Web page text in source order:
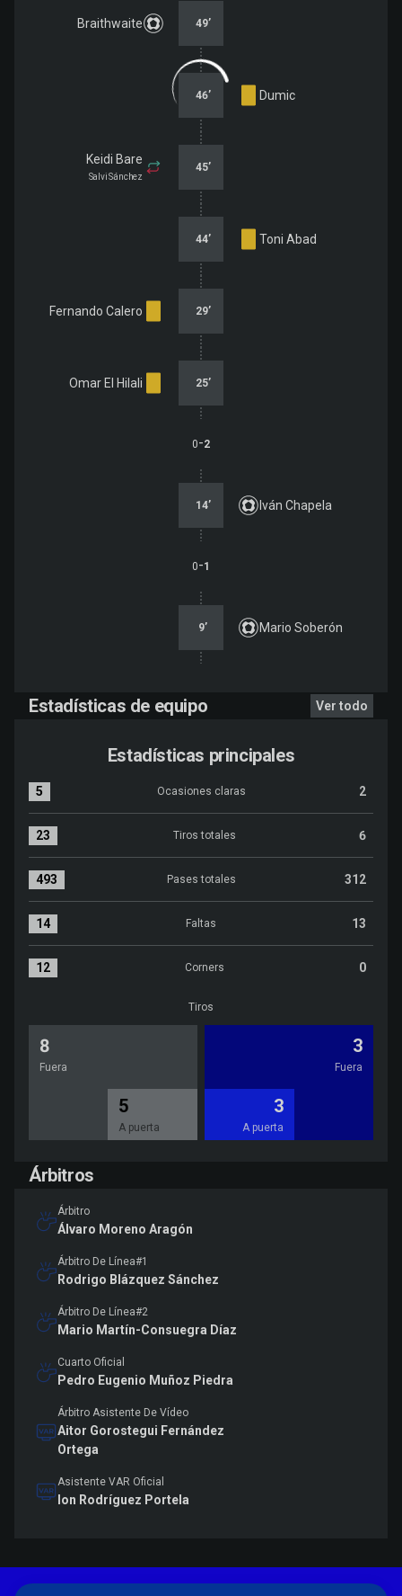
Braithwaite 49’
Dumic
46’
Keidi Bare
Salvi Sánchez
45’
Toni Abad
44’
Fernando Calero 29’
Omar El Hilali 25’
0-2
Iván Chapela
14’
0-1
Mario Soberón
9’
Estadísticas de equipo Ver todo
Estadísticas principales
Ocasiones claras:RCD Espanyol de Barcelona 5 versus CD
5 Ocasiones claras 2
Tiros totales:RCD Espanyol de Barcelona 23 versus CD
23 Tiros totales 6
Pases totales:RCD Espanyol de Barcelona 493 versus CD
493 Pases totales 312
Faltas:RCD Espanyol de Barcelona 14 versus CD Eldense
14 Faltas 13
Corners:RCD Espanyol de Barcelona 12 versus CD Eldense
12 Corners 0
Tiros
8
Fuera
5
A puerta
3
Fuera
3
A puerta
Árbitros
Árbitro
Álvaro Moreno Aragón
Árbitro De Línea#1
Rodrigo Blázquez Sánchez
Árbitro De Línea#2
Mario Martín-Consuegra Díaz
Cuarto Oficial
Pedro Eugenio Muñoz Piedra
Árbitro Asistente De Vídeo
Aitor Gorostegui Fernández
Ortega
Asistente VAR Oficial
Ion Rodríguez Portela